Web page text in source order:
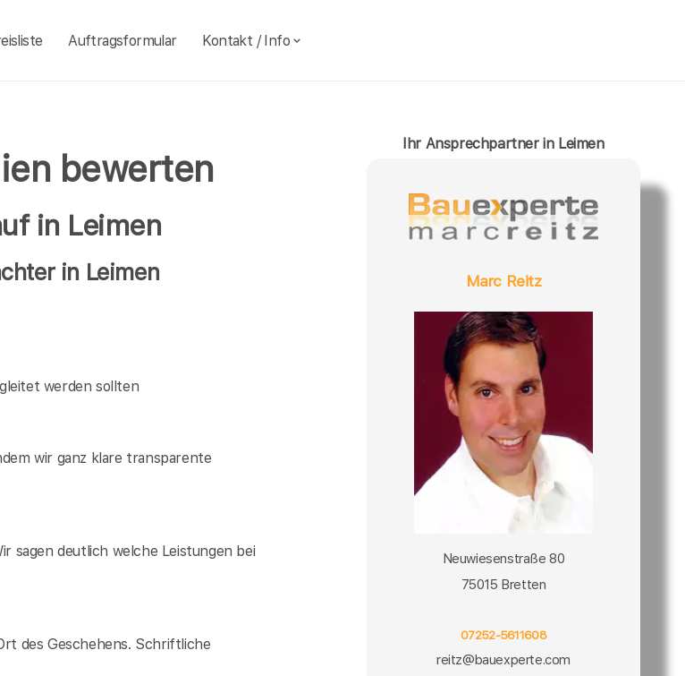
Auftragsformular Kontakt / Info
bewerten
in Leimen
in Leimen
werden sollten
wir ganz klare transparente
sagen deutlich welche Leistungen bei
des Geschehens. Schriftliche
Ihr Ansprechpartner in Leimen
Marc Reitz
Neuwiesenstraße 80
75015 Bretten
07252-5611608
reitz@bauexperte.com